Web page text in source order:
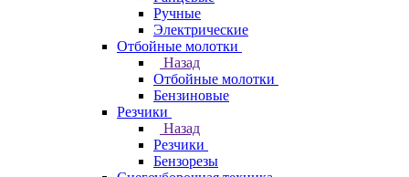
Ручные
Электрические
Отбойные молотки
Назад
Отбойные молотки
Бензиновые
Резчики
Назад
Резчики
Бензорезы